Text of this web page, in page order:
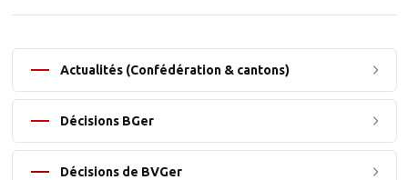
Actualités (Confédération & cantons)
Décisions BGer
Décisions de BVGer